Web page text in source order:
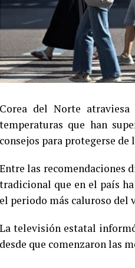
Corea del Norte
temperaturas que han
consejos para protegerse
Entre las recomendaciones
tradicional que en el país
el periodo más caluroso del
La televisión estatal
desde que comenzaron las